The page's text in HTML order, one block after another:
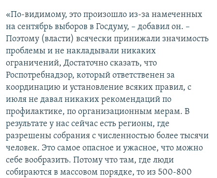
«По-видимому, это произошло из-за намеченных
на сентябрь выборов в Госдуму, – добавил он. –
Поэтому (власти) всячески принижали значимость
проблемы и не накладывали никаких
ограничений, Достаточно сказать, что
Роспотребнадзор, который ответственен за
координацию и установление всяких правил, с
июля не давал никаких рекомендаций по
профилактике, по организационным мерам. В
результате у нас сейчас есть регионы, где
разрешены собрания с численностью более тысячи
человек. Это самое опасное и ужасное, что можно
себе вообразить. Потому что там, где люди
собираются в массовом порядке, то из 500-800